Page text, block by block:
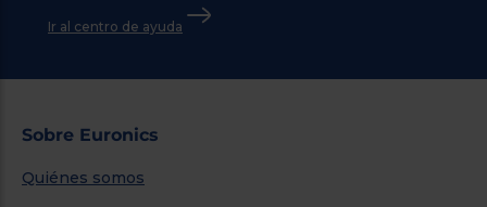
Ir al centro de ayuda
Sobre Euronics
Quiénes somos